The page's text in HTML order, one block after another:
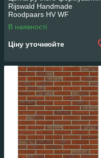
Rijswald Handmade
Roodpaars HV WF
210x100x50
В наявності
Ціну уточнюйте